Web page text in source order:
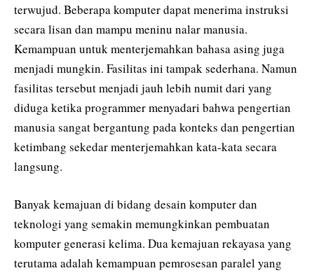
terwujud. Beberapa komputer dapat menerima instruksi
secara lisan dan mampu meninu nalar manusia.
Kemampuan untuk menterjemahkan bahasa asing juga
menjadi mungkin. Fasilitas ini tampak sederhana. Namun
fasilitas tersebut menjadi jauh lebih numit dari yang
diduga ketika programmer menyadari bahwa pengertian
manusia sangat bergantung pada konteks dan pengertian
ketimbang sekedar menterjemahkan kata-kata secara
langsung.
Banyak kemajuan di bidang desain komputer dan
teknologi yang semakin memungkinkan pembuatan
komputer generasi kelima. Dua kemajuan rekayasa yang
terutama adalah kemampuan pemrosesan paralel yang